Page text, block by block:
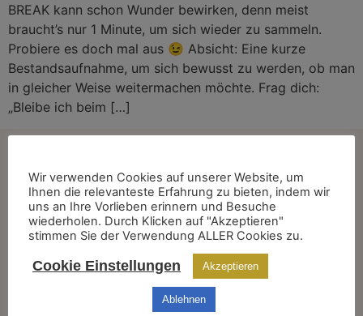
BREAK kann schon Wunder bewirken, denn meist
braucht’s nur 1 Minute, um sich wieder zu sammeln.
Probiere es doch mal aus 😉 Absicht: Eine kurze
Bestandsaufnahme, um sich bewusst zu werden, ob man
in gleicher Weise weitermachen möchte. Frag dich:
„Bleibe ich beim […]
Kontakt
+43 670 2027488
info@danielafeselmayer.com
Finde mich auch hier
Wir verwenden Cookies auf unserer Website, um
Ihnen die relevanteste Erfahrung zu bieten, indem wir
uns an Ihre Vorlieben erinnern und Besuche
wiederholen. Durch Klicken auf "Akzeptieren"
stimmen Sie der Verwendung ALLER Cookies zu.
Cookie Einstellungen Akzeptieren
Ablehnen